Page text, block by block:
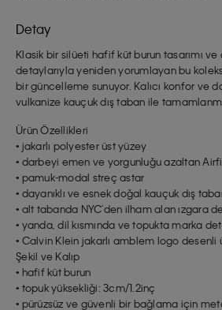
Detay
Klasik bir silüeti hafif küt burun tasarımı
detaylarıyla yeniden yorumlayan bu
bir güncelleme sunuyor. Kalıcı konfor ve
vulkanize kauçuk dış taban ile
Ürün Özellikleri
• jakarlı polyester üst yüzey
• darbeyi emen ve yorgunluğu azaltan
• pamuk-modal streç astar
• dayanıklı ve esnek doğal kauçuk dış
• alt tabanda NYC'den ilham alan ızgara
• yanda, dil kısmında ve topukta marka
• Calvin Klein jakarlı amblem logo desenli
Şekil ve Kalıp
• hafif küt burun
• topuk yüksekliği: 3cm/1.2inç
• pürüzsüz ve güvenli bir bağlama için